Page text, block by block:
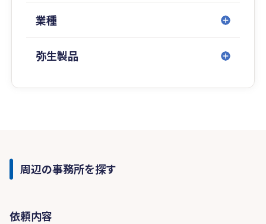
業種
弥生製品
周辺の事務所を探す
依頼内容